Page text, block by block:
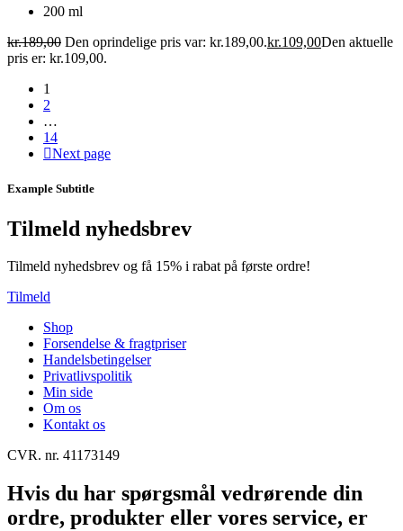
200 ml
kr.189,00 Den oprindelige pris var: kr.189,00.kr.109,00Den aktuelle
pris er: kr.109,00.
1
2
…
14
Next page
Example Subtitle
Tilmeld nyhedsbrev
Tilmeld nyhedsbrev og få 15% i rabat på første ordre!
Tilmeld
Shop
Forsendelse & fragtpriser
Handelsbetingelser
Privatlivspolitik
Min side
Om os
Kontakt os
CVR. nr. 41173149
Hvis du har spørgsmål vedrørende din
ordre, produkter eller vores service, er